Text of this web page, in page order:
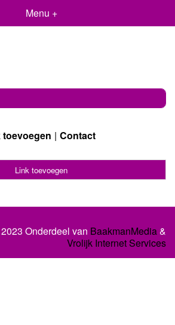
Menu +
toevoegen Contact
Link toevoegen
Onderdeel van BaakmanMedia&
Vrolijk Internet Services